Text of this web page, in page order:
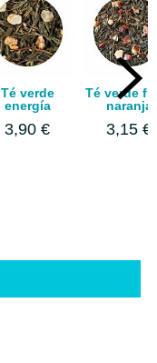
Té verde
energía
3,90 €
Té verde
naranja
3,15 €